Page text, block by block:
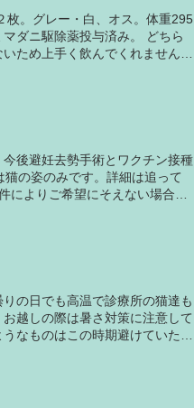
。グレー・白、オス。体重295
ダニ駆除薬投与済み。 どちら
ため上手く飲んでくれません。
後避妊去勢手術とワクチン接種
の姿のみです。詳細は追って
よりご希望にそえない場合が
の日でも高温で診療所の猫達も
越しの際は暑さ対策に注意して
なものはこの時期避けていただ